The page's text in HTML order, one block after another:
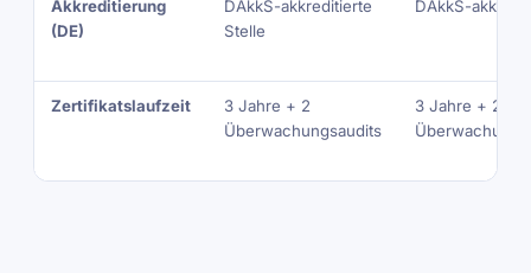
Akkreditierung
(DE)
DAkkS-akkreditierte
Stelle
DAkkS-
Zertifikatslaufzeit
3 Jahre + 2
Überwachungsaudits
3 Jahre + 2